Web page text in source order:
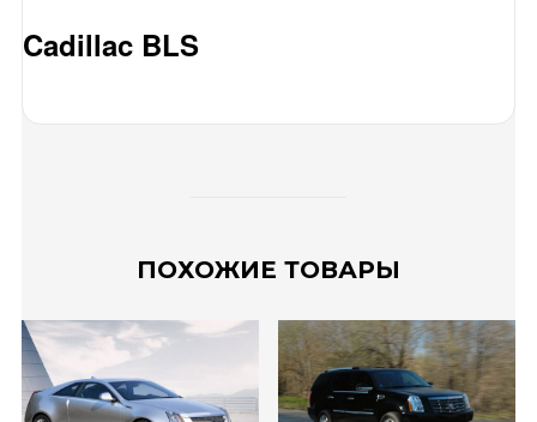
Cadillac BLS
ПОХОЖИЕ ТОВАРЫ